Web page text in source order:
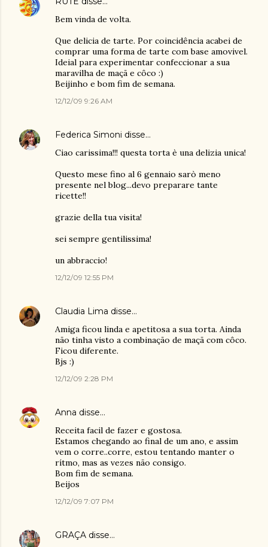
Bem vinda de volta.
Que delicia de tarte. Por coincidência acabei de
comprar uma forma de tarte com base amovivel.
Ideial para experimentar confeccionar a sua
maravilha de maçã e côco :)
Beijinho e bom fim de semana.
12/12/09 9:26 AM
Federica Simoni disse…
Ciao carissima!!! questa torta è una delizia unica!
Questo mese fino al 6 gennaio sarò meno
presente nel blog...devo preparare tante
ricette!!
grazie della tua visita!
sei sempre gentilissima!
un abbraccio!
12/12/09 12:55 PM
Claudia Lima disse…
Amiga ficou linda e apetitosa a sua torta. Ainda
não tinha visto a combinação de maçã com côco.
Ficou diferente.
Bjs :)
12/12/09 2:28 PM
Anna disse…
Receita facil de fazer e gostosa.
Estamos chegando ao final de um ano, e assim
vem o corre..corre, estou tentando manter o
rítmo, mas as vezes não consigo.
Bom fim de semana.
Beijos
12/12/09 7:07 PM
GRAÇA disse…